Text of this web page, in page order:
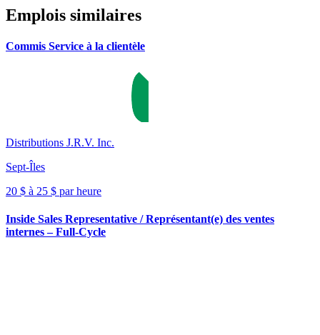
Emplois similaires
Commis Service à la clientèle
Distributions J.R.V. Inc.
Sept-Îles
20 $ à 25 $ par heure
Inside Sales Representative / Représentant(e) des ventes
internes – Full-Cycle